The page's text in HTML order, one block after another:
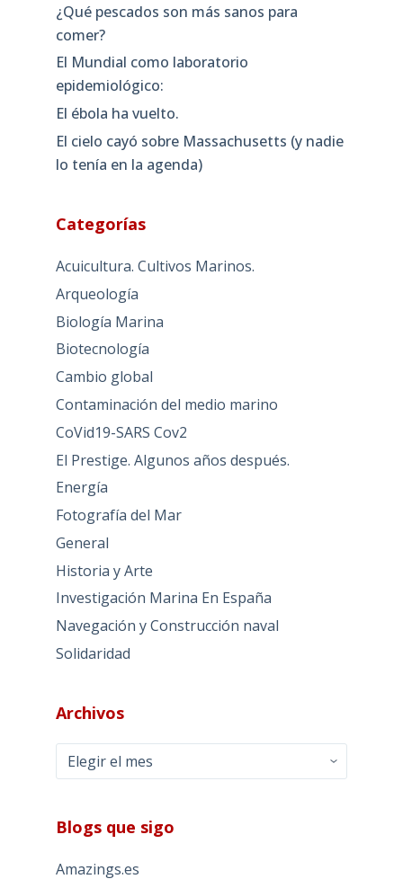
¿Qué pescados son más sanos para
comer?
El Mundial como laboratorio
epidemiológico:
El ébola ha vuelto.
El cielo cayó sobre Massachusetts (y nadie
lo tenía en la agenda)
Categorías
Acuicultura. Cultivos Marinos.
Arqueología
Biología Marina
Biotecnología
Cambio global
Contaminación del medio marino
CoVid19-SARS Cov2
El Prestige. Algunos años después.
Energía
Fotografía del Mar
General
Historia y Arte
Investigación Marina En España
Navegación y Construcción naval
Solidaridad
Archivos
Archivos
Blogs que sigo
Amazings.es